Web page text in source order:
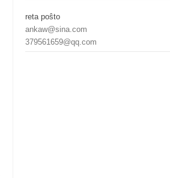
reta poŝto
ankaw@sina.com
379561659@qq.com